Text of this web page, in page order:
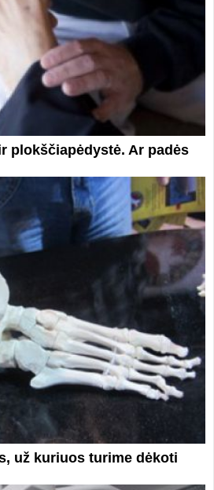
plokščiapėdystė. Ar padės
už kuriuos turime dėkoti